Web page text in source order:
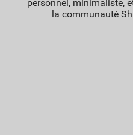
personnel, minimaliste,
la communauté